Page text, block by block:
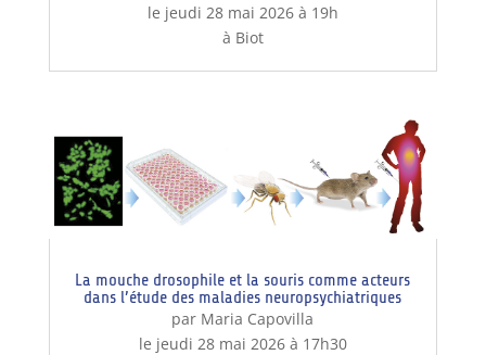
le jeudi 28 mai 2026 à 19h
à Biot
La mouche drosophile et la souris comme acteurs
dans l’étude des maladies neuropsychiatriques
par Maria Capovilla
le jeudi 28 mai 2026 à 17h30